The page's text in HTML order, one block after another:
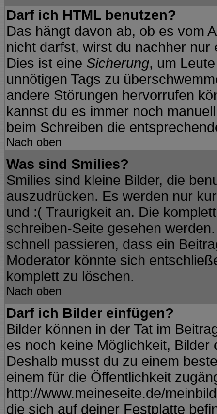
Darf ich HTML benutzen?
Das hängt davon ab, ob es vom
nicht darfst, wirst du nachher
Dies ist eine Sicherung, um
unnötigen Tags zu
andere Störungen hervorrufen
kannst du es immer noch
beim Schreiben die
Nach oben
Was sind Smilies?
Smilies sind kleine Bilder, die
auszudrücken. Es werden nur
und :( Traurigkeit an. Die
schreiben-Seite gesehen
schnell passieren, dass ein
Moderator könnte sich
komplett zu löschen.
Nach oben
Darf ich Bilder einfügen?
Bilder können in der Tat im
es noch keine Möglichkeit,
Deshalb musst du zu einem
einem für die Öffentlichkeit
http://www.meineseite.de/
die sich auf deiner Festplatte